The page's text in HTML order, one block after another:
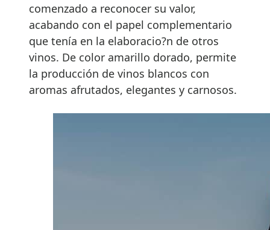
comenzado a reconocer su valor,
acabando con el papel complementario
que tenía en la elaboracio?n de otros
vinos. De color amarillo dorado, permite
la producción de vinos blancos con
aromas afrutados, elegantes y carnosos.